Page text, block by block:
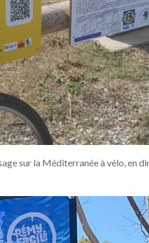
sur la Méditerranée à vélo, en